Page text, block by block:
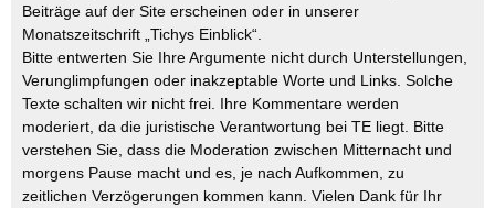
Beiträge auf der Site erscheinen oder in unserer
Monatszeitschrift „Tichys Einblick“.
Bitte entwerten Sie Ihre Argumente nicht durch Unterstellungen,
Verunglimpfungen oder inakzeptable Worte und Links. Solche
Texte schalten wir nicht frei. Ihre Kommentare werden
moderiert, da die juristische Verantwortung bei TE liegt. Bitte
verstehen Sie, dass die Moderation zwischen Mitternacht und
morgens Pause macht und es, je nach Aufkommen, zu
zeitlichen Verzögerungen kommen kann. Vielen Dank für Ihr